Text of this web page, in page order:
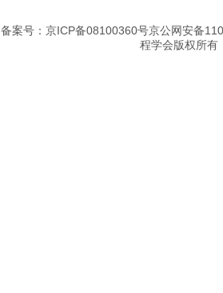
备案号：京ICP备08100360号京公网安备
程学会版权所有